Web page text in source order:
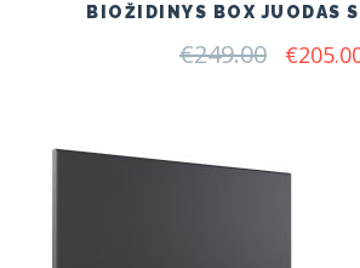
BIOŽIDINYS BOX JUODAS
€249.00 €